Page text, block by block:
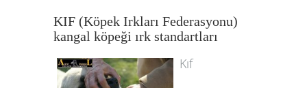
KIF (Köpek Irkları Federasyonu)
kangal köpeği ırk standartları
Kıf